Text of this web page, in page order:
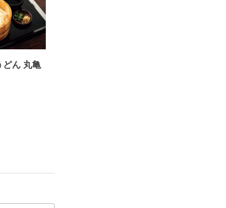
どん 丸亀